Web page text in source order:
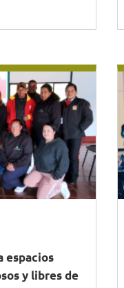
espacios
y libres de